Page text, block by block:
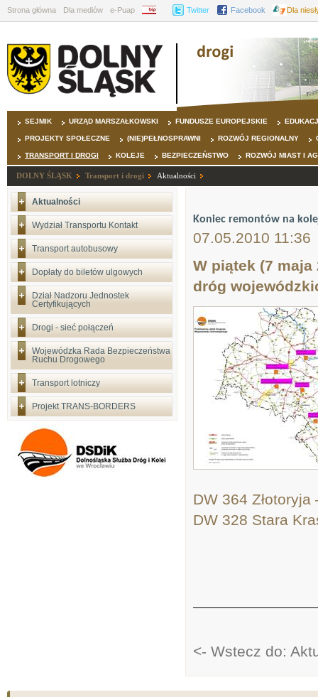
Strona główna Dla mediów e-Puap BIP Twitter Facebook Dla
SEJMIK URZĄD MARSZAŁKOWSKI FUNDUSZE EUROPEJSKIE
PROJEKTY SPOŁECZNE (NIE)PEŁNOSPRAWNI ROZWÓJ REGIONALNY
TRANSPORT I DROGI KOLEJE BEZPIECZEŃSTWO ROZWÓJ MIAST I
DOLNY ŚLĄSK Transport i drogi Aktualności
Aktualności
Wydział Transportu Kontakt
Transport autobusowy
Dopłaty do biletów ulgowych
Dział Nadzoru Jednostek
Certyfikujących
Drogi - sieć połączeń
Wojewódzka Rada Bezpieczeństwa
Ruchu Drogowego
Transport lotniczy
Projekt TRANS-BORDERS
Koniec remontów na
07.05.2010 11:36
W piątek (7
dróg
DW 364
DW 328 Stara
<- Wstecz do: